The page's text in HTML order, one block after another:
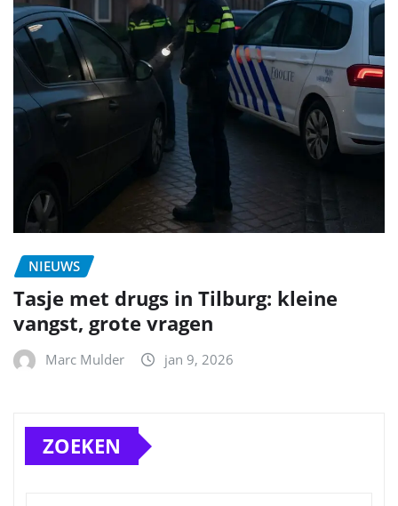
NIEUWS
Tasje met drugs in Tilburg: kleine
vangst, grote vragen
Marc Mulder jan 9, 2026
ZOEKEN